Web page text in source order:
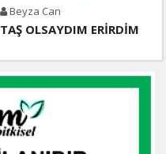
Beyza Can
TAŞ OLSAYDIM ERİRDİM